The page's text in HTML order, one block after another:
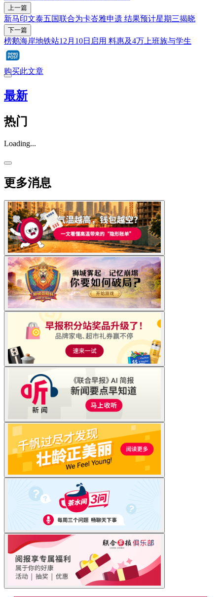
上一篇
新马印文泰五国联合为卡峇雅申遗 结果预计星期三揭晓
下一篇
榜鹅海岸地铁站12月10日启用 料惠及4万上班族与学生
购买此文章
最新
热门
Loading...
更多消息